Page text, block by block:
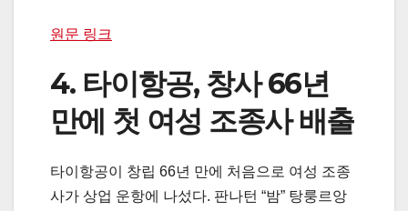
원문 링크
4. 타이항공, 창사 66년
만에 첫 여성 조종사 배출
타이항공이 창립 66년 만에 처음으로 여성 조종
사가 상업 운항에 나섰다. 판나턴 “밤” 탕룽르앙